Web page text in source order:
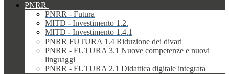
PNRR
PNRR - Futura
MITD - Investimento 1.2.
MITD - Investimento 1.4.1
PNRR FUTURA 1.4 Riduzione dei divari
PNRR - FUTURA 3.1 Nuove competenze e nuovi
linguaggi
PNRR - FUTURA 2.1 Didattica digitale integrata